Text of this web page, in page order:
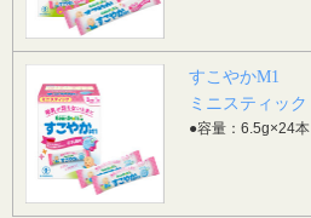
すこやかM1
ミニスティック
●容量：6.5g×24本